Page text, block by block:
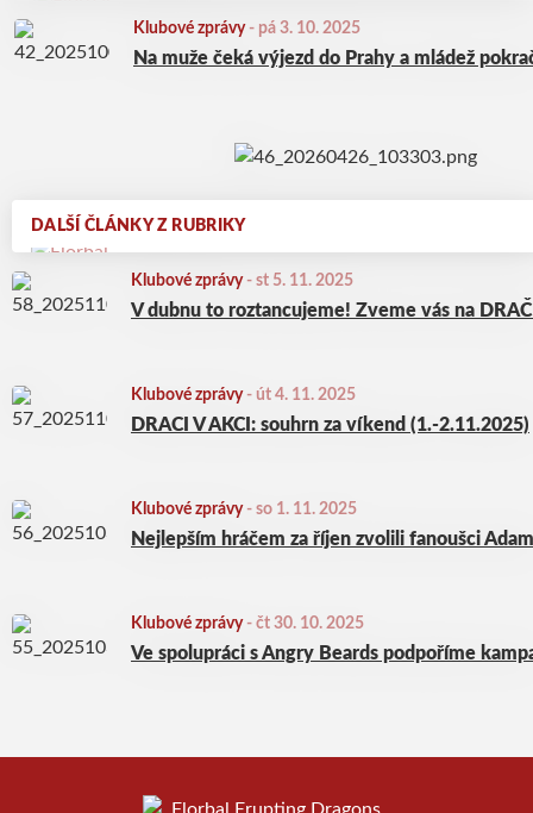
DALŠÍ ČLÁNKY Z RUBRIKY
Klubové zprávy- st 5. 11. 2025
V dubnu to roztancujeme! Zveme vás na
Klubové zprávy- út 4. 11. 2025
DRACI V AKCI: souhrn za víkend (1.-2.11.2025)
Klubové zprávy- so 1. 11. 2025
Nejlepším hráčem za říjen zvolili fanoušci
Klubové zprávy- čt 30. 10. 2025
Ve spolupráci s Angry Beards podpoříme
Klubové zprávy- pá 3. 10. 2025
Na muže čeká výjezd do Prahy a mládež